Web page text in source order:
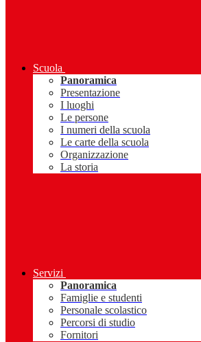
Scuola
Panoramica
Presentazione
I luoghi
Le persone
I numeri della scuola
Le carte della scuola
Organizzazione
La storia
Servizi
Panoramica
Famiglie e studenti
Personale scolastico
Percorsi di studio
Fornitori